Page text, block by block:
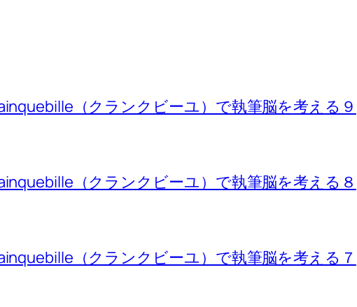
（クランクビーユ）で執筆脳を考える９
（クランクビーユ）で執筆脳を考える８
（クランクビーユ）で執筆脳を考える７